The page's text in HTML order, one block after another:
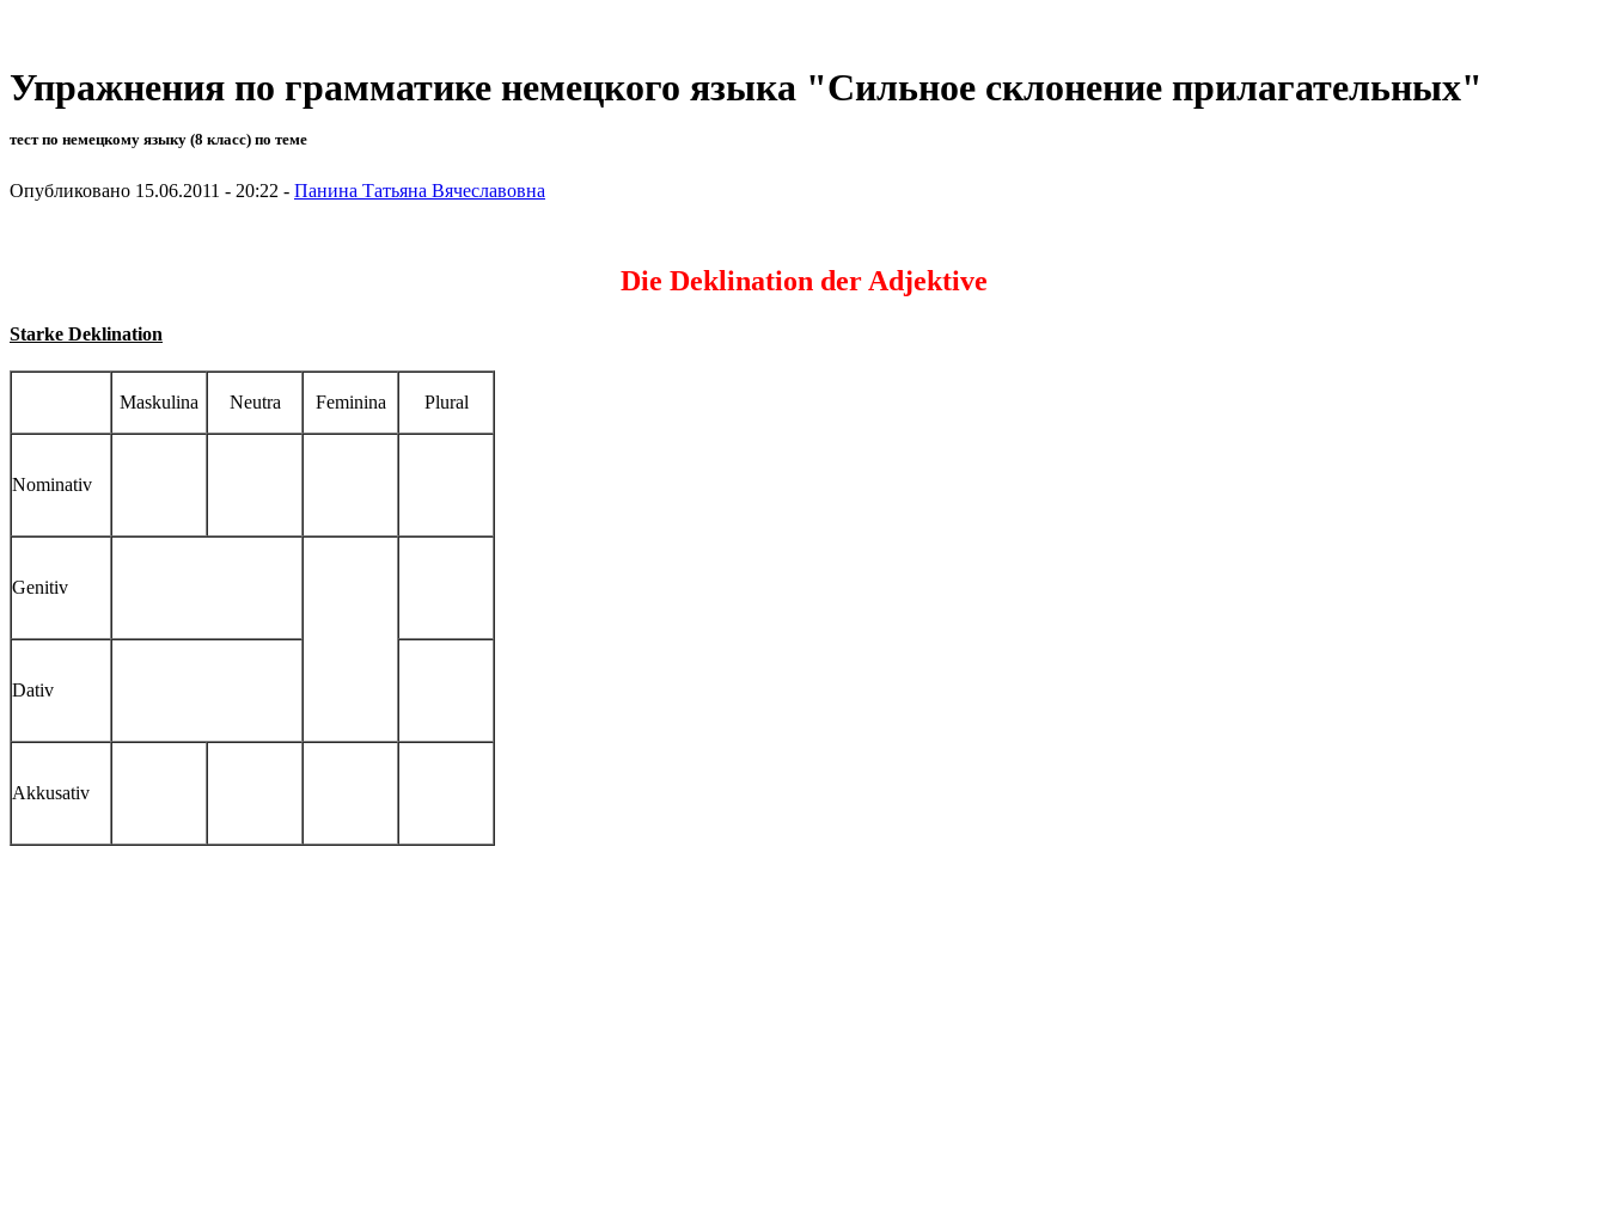
Упражнения по грамматике немецкого языка "Сильное склонение прилагательных"
тест по немецкому языку (8 класс) по теме
Опубликовано 15.06.2011 - 20:22 - Панина Татьяна Вячеславовна
Die Deklination der Adjektive
Starke Deklination
Maskulina Neutra Feminina Plural
Nominativ
Genitiv
Dativ
Akkusativ